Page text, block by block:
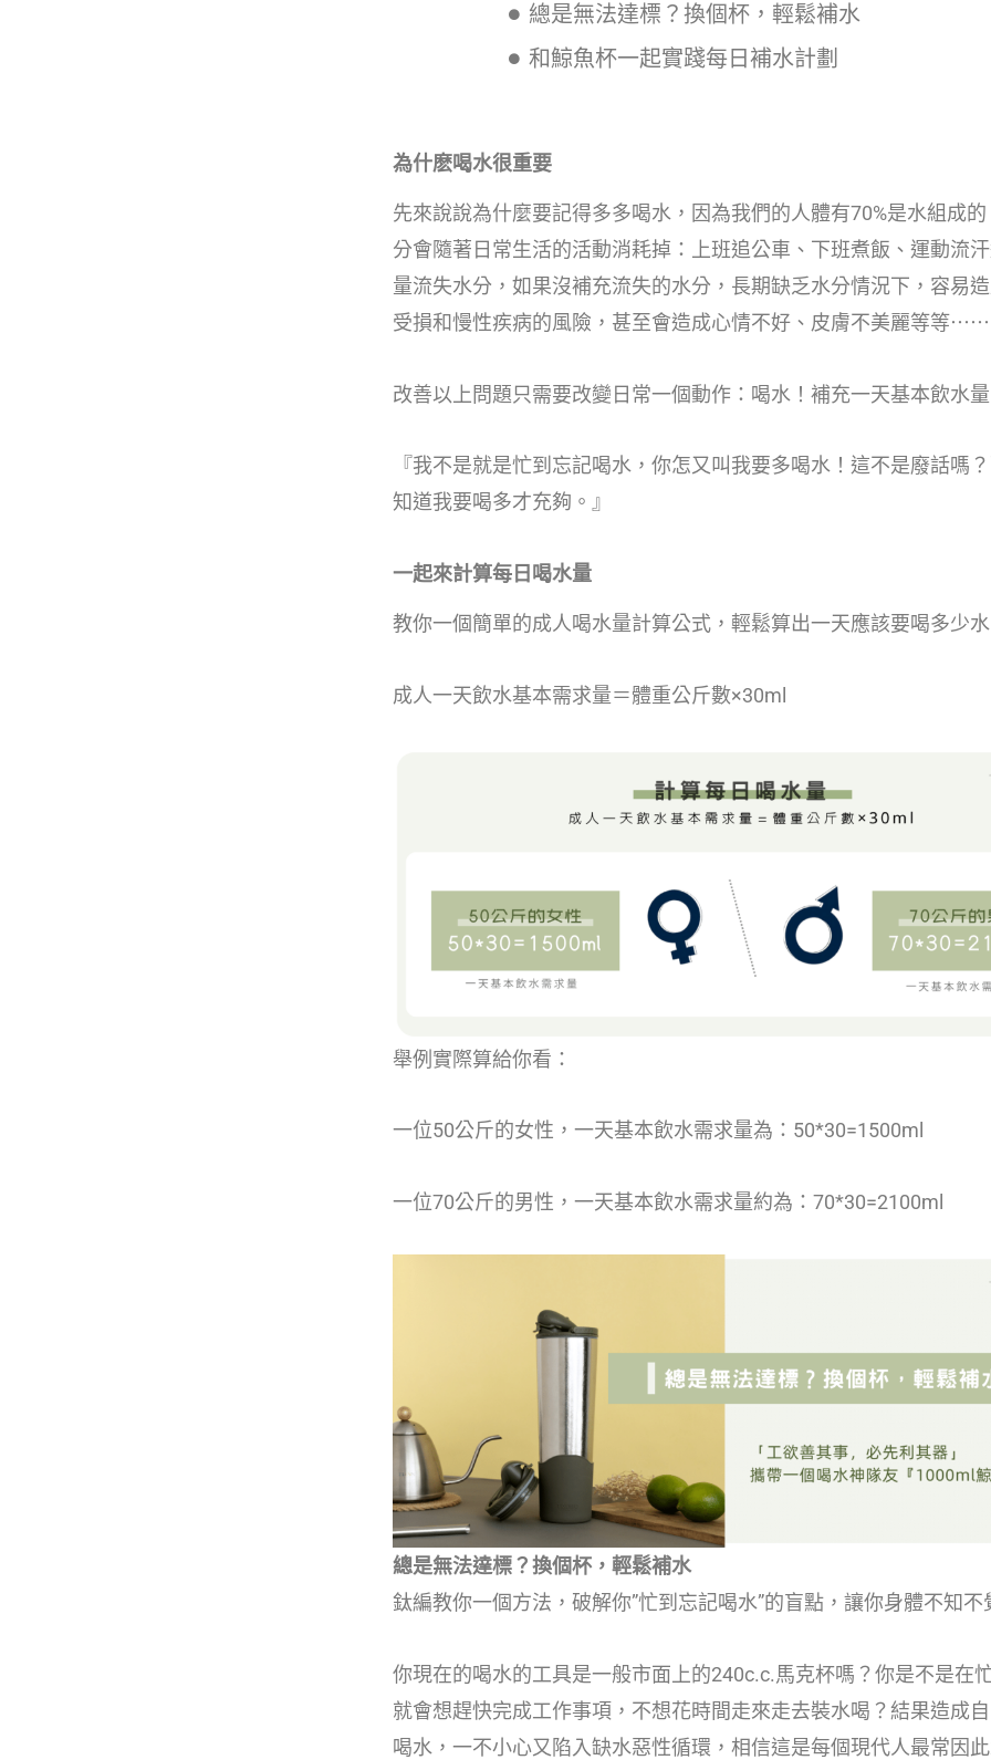
總是無法達標？換個杯，輕鬆補水
和鯨魚杯一起實踐每日補水計劃
為什麽喝水很重要
先來說說為什麼要記得多多喝水，因為我們的人體有70%是水組成
分會隨著日常生活的活動消耗掉：上班追公車、下班煮飯、運動流
量流失水分，如果沒補充流失的水分，長期缺乏水分情況下，容易
受損和慢性疾病的風險，甚至會造成心情不好、皮膚不美麗等等⋯⋯
改善以上問題只需要改變日常一個動作：喝水！補充一天基本飲水量
『我不是就是忙到忘記喝水，你怎又叫我要多喝水！這不是廢話嗎
知道我要喝多才充夠。』
一起來計算每日喝水量
教你一個簡單的成人喝水量計算公式，輕鬆算出一天應該要喝多少水
成人一天飲水基本需求量＝體重公斤數×30ml
舉例實際算給你看：
一位50公斤的女性，一天基本飲水需求量為：50*30=1500ml
一位70公斤的男性，一天基本飲水需求量約為：70*30=2100ml
總是無法達標？換個杯，輕鬆補水
鈦編教你一個方法，破解你”忙到忘記喝水”的盲點，讓你身體不知不
你現在的喝水的工具是一般市面上的240c.c.馬克杯嗎？你是不是在
就會想趕快完成工作事項，不想花時間走來走去裝水喝？結果造成
喝水，一不小心又陷入缺水惡性循環，相信這是每個現代人最常因